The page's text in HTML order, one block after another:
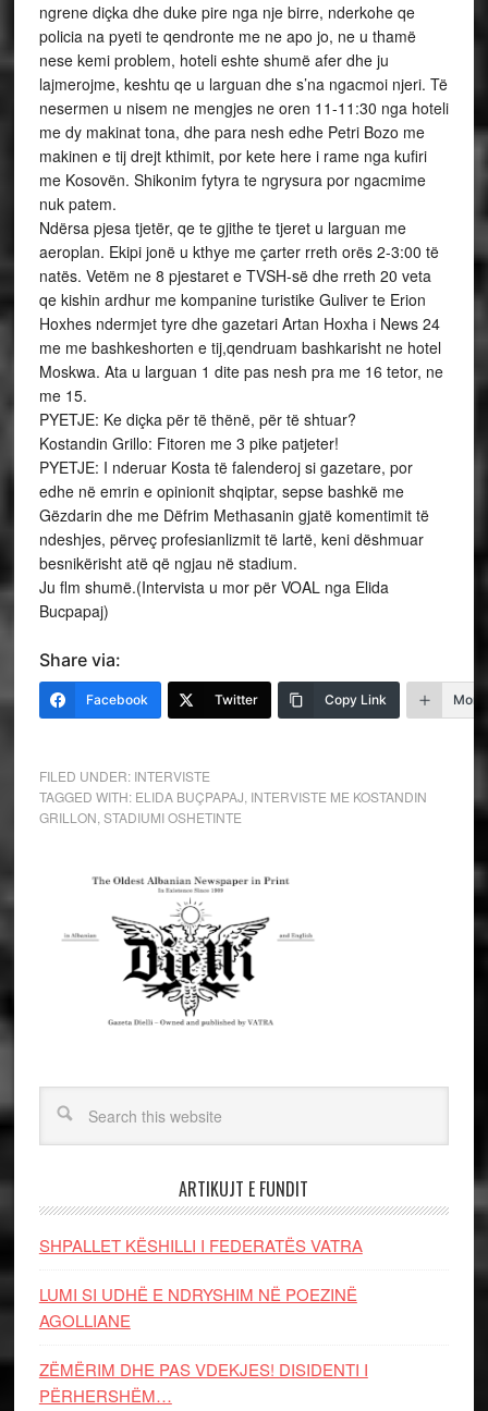
ngrene diçka dhe duke pire nga nje birre, nderkohe qe
policia na pyeti te qendronte me ne apo jo, ne u thamë
nese kemi problem, hoteli eshte shumë afer dhe ju
lajmerojme, keshtu qe u larguan dhe s’na ngacmoi njeri. Të
nesermen u nisem ne mengjes ne oren 11-11:30 nga hoteli
me dy makinat tona, dhe para nesh edhe Petri Bozo me
makinen e tij drejt kthimit, por kete here i rame nga kufiri
me Kosovën. Shikonim fytyra te ngrysura por ngacmime
nuk patem.
Ndërsa pjesa tjetër, qe te gjithe te tjeret u larguan me
aeroplan. Ekipi jonë u kthye me çarter rreth orës 2-3:00 të
natës. Vetëm ne 8 pjestaret e TVSH-së dhe rreth 20 veta
qe kishin ardhur me kompanine turistike Guliver te Erion
Hoxhes ndermjet tyre dhe gazetari Artan Hoxha i News 24
me me bashkeshorten e tij,qendruam bashkarisht ne hotel
Moskwa. Ata u larguan 1 dite pas nesh pra me 16 tetor, ne
me 15.
PYETJE: Ke diçka për të thënë, për të shtuar?
Kostandin Grillo: Fitoren me 3 pike patjeter!
PYETJE: I nderuar Kosta të falenderoj si gazetare, por
edhe në emrin e opinionit shqiptar, sepse bashkë me
Gëzdarin dhe me Dëfrim Methasanin gjatë komentimit të
ndeshjes, përveç profesianlizmit të lartë, keni dëshmuar
besnikërisht atë që ngjau në stadium.
Ju flm shumë.(Intervista u mor për VOAL nga Elida
Bucpapaj)
Share via:
Facebook Twitter Copy Link More
FILED UNDER: INTERVISTE
TAGGED WITH: ELIDA BUÇPAPAJ INTERVISTE ME KOSTANDIN
GRILLON STADIUMI OSHETINTE
ARTIKUJT E FUNDIT
SHPALLET KËSHILLI I FEDERATËS VATRA
LUMI SI UDHË E NDRYSHIM NË POEZINË
AGOLLIANE
ZËMËRIM DHE PAS VDEKJES! DISIDENTI I
PËRHERSHËM…